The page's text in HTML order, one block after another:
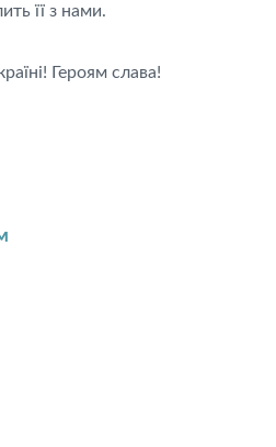
її з нами.
Героям слава!